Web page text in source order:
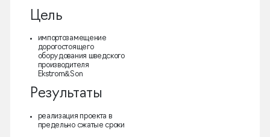
Цель
импортозамещение
дорогостоящего
оборудования шведского
производителя
Ekstrom&Son
Результаты
реализация проекта в
предельно сжатые сроки